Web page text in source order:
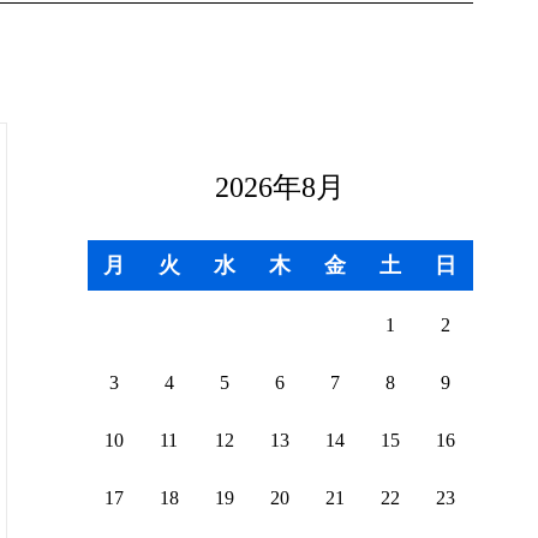
2026年8月
月 火 水 木 金 土 日
1 2
3 4 5 6 7 8 9
10 11 12 13 14 15 16
17 18 19 20 21 22 23